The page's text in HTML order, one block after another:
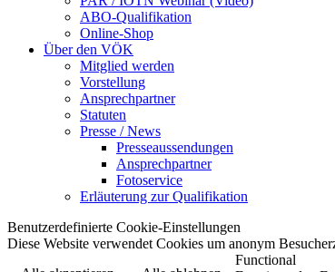
ABO-Qualifikation
Online-Shop
Über den VÖK
Mitglied werden
Vorstellung
Ansprechpartner
Statuten
Presse / News
Presseaussendungen
Ansprechpartner
Fotoservice
Erläuterung zur Qualifikation
Benutzerdefinierte Cookie-Einstellungen
Diese Website verwendet Cookies um anonym
Functional